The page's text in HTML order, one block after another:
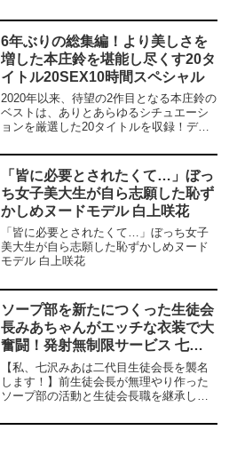
24時間収録！制服、乱交、中出し、ファ
ン感謝祭など僕たちの股間の青春を謳歌
させてくれたプレイがある！計384射精の
ヌキどころたっぷり！いつまでも変わら
ない永遠のつぼみ…ありがとう！------------
----------------------------------------------------------
【プレゼントキャンペーン概要】2025年4
月18日（金）10:00 ～ 2025年5月16日
（金）9:59の間にキャンペーンにエント
に応じて特典動画をプレゼント。購入点
数やエントリー登録などキャンペーンの
詳細は、特設ページでご確認ください。
【注意事項】・プレゼントを受け取るに
はキャンペーン期間中に特設ページでエ
ントリーが必要です。・キャンペーン期
間中、第○弾ごとに対象商品は入れ替わり
-------------------
6年ぶりの総集編！より美しさを
増した本庄鈴を堪能し尽くす20タ
イトル20SEX10時間スペシャル
2020年以来、待望の2作目となる本庄鈴の
ベストは、ありとあらゆるシチュエーシ
ョンを厳選した20タイトルを収録！デビ
きがかかり成長した本...
「皆に必要とされたくて…」ぼっ
ち女子美大生が自ら志願した恥ず
かしめヌードモデル 白上咲花
「皆に必要とされたくて…」ぼっち女子
美大生が自ら志願した恥ずかしめヌード
モデル 白上咲花
ソープ部を新たにつくった生徒会
長みあちゃんがエッチな衣装で大
奮闘！発射無制限サービス 七沢
みあ
【私、七沢みあは二代目生徒会長を襲名
します！】前生徒会長が無理やり作った
ソープ部の活動と生徒会長職を継承した
椅子、最近流行りの逆バニー含め大胆な